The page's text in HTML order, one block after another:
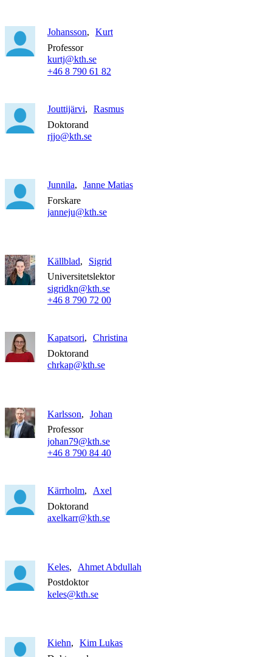
Johansson
Kurt
Professor
kurtj@kth.se
+46 8 790 61 82
Jouttijärvi
Rasmus
Doktorand
rjjo@kth.se
Junnila
Janne Matias
Forskare
janneju@kth.se
Källblad
Sigrid
Universitetslektor
sigridkn@kth.se
+46 8 790 72 00
Kapatsori
Christina
Doktorand
chrkap@kth.se
Karlsson
Johan
Professor
johan79@kth.se
+46 8 790 84 40
Kärrholm
Axel
Doktorand
axelkarr@kth.se
Keles
Ahmet Abdullah
Postdoktor
keles@kth.se
Kiehn
Kim Lukas